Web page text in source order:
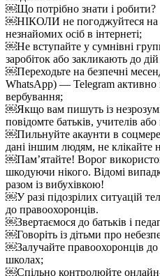
￼Що потрібно знати і робити?
￼НІКОЛИ не погоджуйтеся на
незнайомих осіб в інтернеті;
￼Не вступайте у сумнівні
заробіток або закликають до
￼Переходьте на безпечні
WhatsApp) — Telegram активно
вербування;
￼Якщо вам пишуть із
повідомте батьків, учителів
￼Пильнуйте акаунти в
дані іншим людям, не клікайте
￼Пам’ятайте! Ворог
шкодуючи нікого. Відомі
разом із вибухівкою!
￼У разі підозрілих ситуацій
до правоохоронців.
￼Звертаємося до батьків і
￼Говоріть із дітьми про
￼Залучайте правоохоронців до
школах;
￼Спільно контролюйте онлайн-